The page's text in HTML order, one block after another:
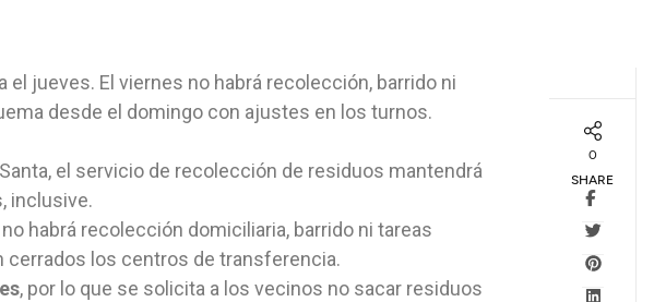
jueves. El viernes no habrá recolección, barrido ni
desde el domingo con ajustes en los turnos.
el servicio de recolección de residuos mantendrá
inclusive.
no habrá recolección domiciliaria, barrido ni tareas
cerrados los centros de transferencia.
, por lo que se solicita a los vecinos no sacar residuos
0
SHARE